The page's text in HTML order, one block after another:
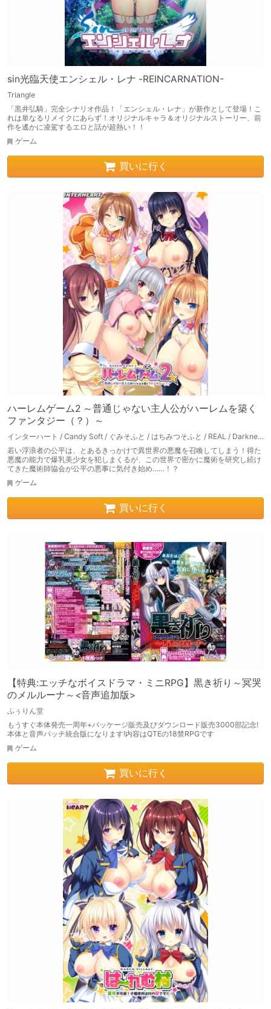
sin光臨天使エンシェル・レナ -REINCARNATION-
Triangle
「黒井弘騎」完全シナリオ作品！「エンシェル・レナ」が新作として登場！こ
れは単なるリメイクにあらず！オリジナルキャラ＆オリジナルストーリー、前
作を遙かに凌駕するエロと話が超熱い！！
ゲーム
買いに行く
ハーレムゲーム2 ～普通じゃない主人公がハーレムを築く
ファンタジー（？）～
インターハート / Candy Soft / ぐみそふと / はちみつそふと / REAL / DarknessPot / 娘。 / しばそふと / DESSERT Soft / カカオ / ういろうそふと / ましゅまろそふと
若い浮浪者の公平は、とあるきっかけで異世界の悪魔を召喚してしまう！得た
悪魔の能力で爆乳美少女を犯しまくるが、この世界で密かに魔術を研究し続け
てきた魔術師協会が公平の悪事に気付き始め……！？
ゲーム
買いに行く
【特典:エッチなボイスドラマ・ミニRPG】黒き祈り～冥哭
のメルルーナ～<音声追加版>
ふぅりん堂
もうすぐ本体発売一周年+パッケージ販売及びダウンロード販売3000部記念!
本体と音声パッチ統合版になります!内容はQTEの18禁RPGです
ゲーム
買いに行く